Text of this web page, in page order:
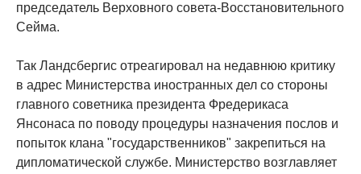
председатель Верховного совета-Восстановительного
Сейма.
Так Ландсбергис отреагировал на недавнюю критику
в адрес Министерства иностранных дел со стороны
главного советника президента Фредерикаса
Янсонаса по поводу процедуры назначения послов и
попыток клана "государственников" закрепиться на
дипломатической службе. Министерство возглавляет